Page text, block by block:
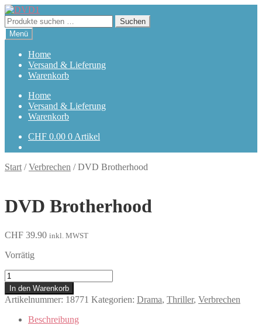
Zur
Navigation
springen
Zum
Inhalt
springen
Suchen
nach:
Suchen
Menü
Home
Versand & Lieferung
Warenkorb
Home
Versand & Lieferung
Warenkorb
CHF 0.00 0 Artikel
Start /Verbrechen /DVD Brotherhood
DVD Brotherhood
CHF 39.90 inkl. MWST
Vorrätig
Brotherhood
Menge
In den Warenkorb
Artikelnummer: 18771 Kategorien: Drama, Thriller, Verbrechen
Beschreibung